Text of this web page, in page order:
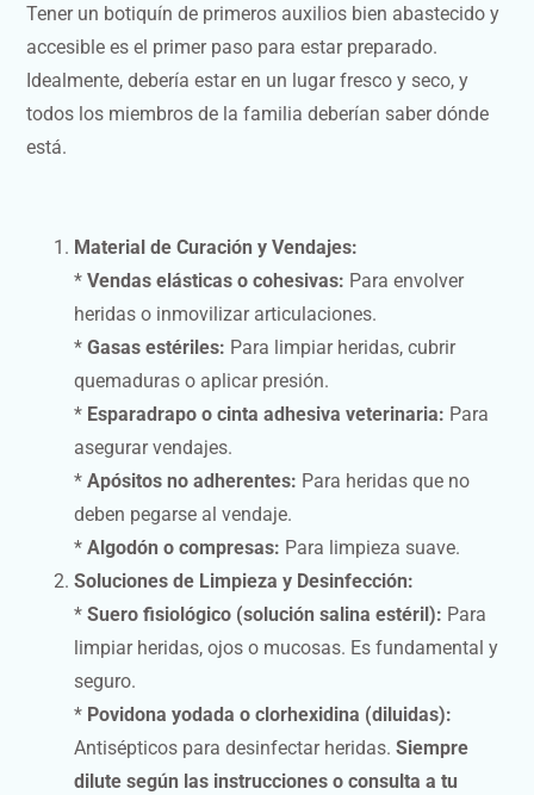
Tener un botiquín de primeros auxilios bien abastecido y
accesible es el primer paso para estar preparado.
Idealmente, debería estar en un lugar fresco y seco, y
todos los miembros de la familia deberían saber dónde
está.
Material de Curación y Vendajes:
*Vendas elásticas o cohesivas: Para envolver
heridas o inmovilizar articulaciones.
*Gasas estériles: Para limpiar heridas, cubrir
quemaduras o aplicar presión.
* Esparadrapo o cinta adhesiva veterinaria: Para
asegurar vendajes.
*Apósitos no adherentes: Para heridas que no
deben pegarse al vendaje.
*Algodón o compresas: Para limpieza suave.
Soluciones de Limpieza y Desinfección:
*Suero fisiológico (solución salina estéril): Para
limpiar heridas, ojos o mucosas. Es fundamental y
seguro.
* Povidona yodada o clorhexidina (diluidas):
Antisépticos para desinfectar heridas.Siempre
dilute según las instrucciones o consulta a tu